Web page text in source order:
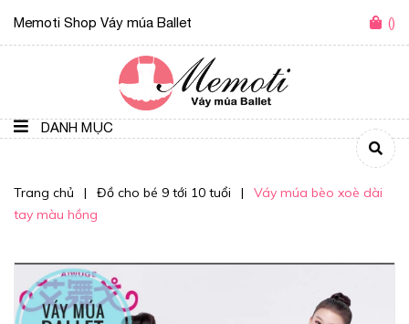
Memoti Shop Váy múa Ballet ()
DANH MỤC
Trang chủ | Đồ cho bé 9 tới 10 tuổi |
Váy múa bèo xoè dài
tay màu hồng